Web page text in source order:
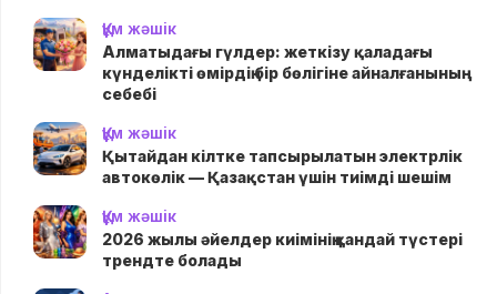
Құм жәшік
Алматыдағы гүлдер: жеткізу қаладағы
күнделікті өмірдің бір бөлігіне айналғанының
себебі
Құм жәшік
Қытайдан кілтке тапсырылатын электрлік
автокөлік — Қазақстан үшін тиімді шешім
Құм жәшік
2026 жылы әйелдер киімінің қандай түстері
трендте болады